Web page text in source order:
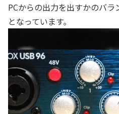
PCからの出力を出すかのバ
となっています。